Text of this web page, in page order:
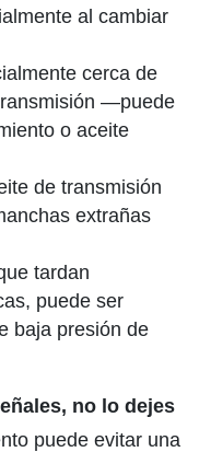
al cambiar
cerca de
—puede
o aceite
de transmisión
extrañas
tardan
puede ser
baja presión de
no lo dejes
puede evitar una